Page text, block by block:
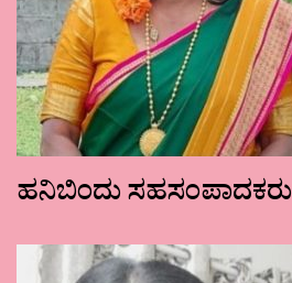
ಹನಿಬಿಂದು ಸಹಸಂಪಾದಕರು